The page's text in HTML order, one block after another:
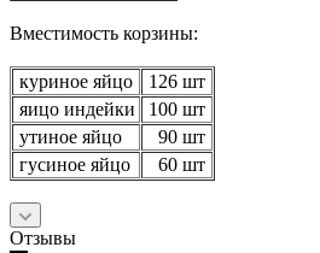
Вместимость корзины:
куриное яйцо
126 шт
яицо индейки
100 шт
утиное яйцо
90 шт
гусиное яйцо
60 шт
Отзывы